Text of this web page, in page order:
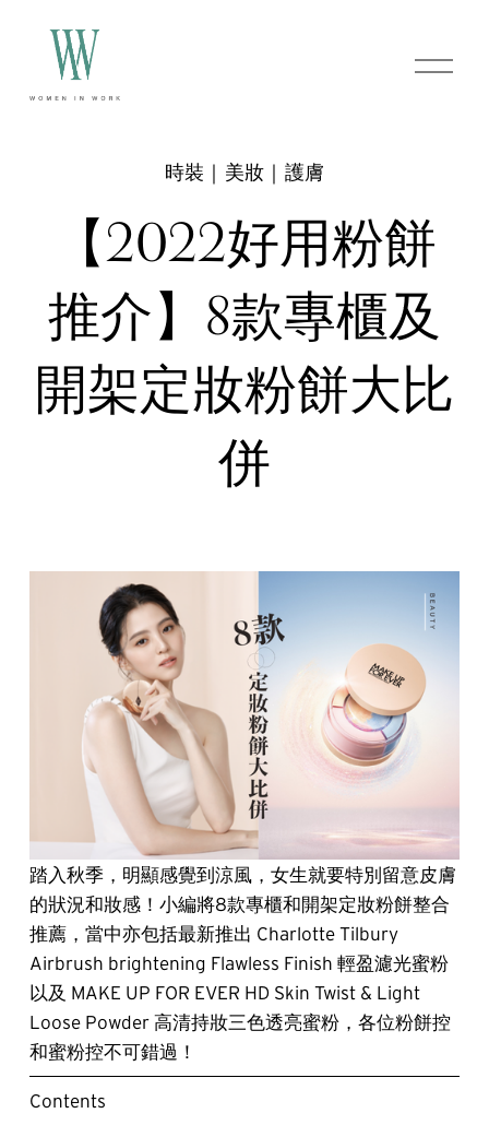
O
p
【2022好用粉餅
推介】8款專櫃及
開架定妝粉餅大比
併
時裝｜美妝｜護膚
踏入秋季，明顯感覺到涼風，女生就要特別留意皮膚
的狀況和妝感！小編將8款專櫃和開架定妝粉餅整合
推薦，當中亦包括最新推出 Charlotte Tilbury
Airbrush brightening Flawless Finish 輕盈濾光蜜粉
以及 MAKE UP FOR EVER HD Skin Twist & Light
Loose Powder 高清持妝三色透亮蜜粉，各位粉餅控
和蜜粉控不可錯過！
Contents